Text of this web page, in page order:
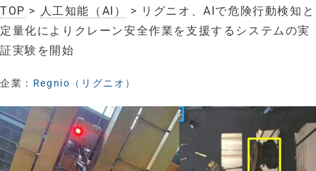
TOP > 人工知能（AI）
> リグニオ、AIで危険行動検知と
定量化によりクレーン安全作業を支援するシステムの実
証実験を開始
企業： Regnio（リグニオ）